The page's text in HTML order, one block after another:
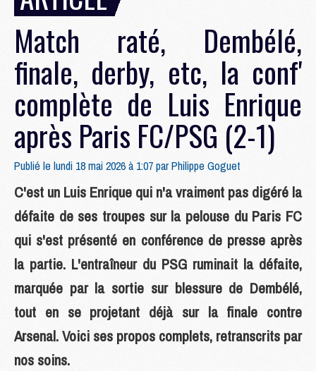
Match raté, Dembélé,
finale, derby, etc, la conf'
complète de Luis Enrique
après Paris FC/PSG (2-1)
Publié le lundi 18 mai 2026 à 1:07 parPhilippe Goguet
C'est un Luis Enrique qui n'a vraiment pas digéré la
défaite de ses troupes sur la pelouse du Paris FC
qui s'est présenté en conférence de presse après
la partie. L'entraîneur du PSG ruminait la défaite,
marquée par la sortie sur blessure de Dembélé,
tout en se projetant déjà sur la finale contre
Arsenal. Voici ses propos complets, retranscrits par
nos soins.